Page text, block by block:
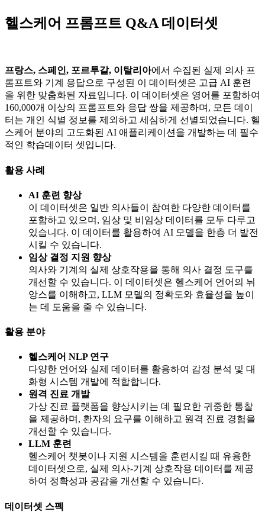
헬스케어 프롬프트 Q&A 데이터셋
프랑스, 스페인, 포르투갈, 이탈리아에서 수집된 실제 의사 프
롬프트와 기계 응답으로 구성된 이 데이터셋은 고급 AI 훈련
을 위한 맞춤화된 자료입니다. 이 데이터셋은 영어를 포함하여
160,000개 이상의 프롬프트와 응답 쌍을 제공하며, 모든 데이
터는 개인 식별 정보를 제외하고 세심하게 선별되었습니다. 헬
스케어 분야의 고도화된 AI 애플리케이션을 개발하는 데 필수
적인 학습데이터 셋입니다.
활용 사례
AI 훈련 향상
이 데이터셋은 일반 의사들이 참여한 다양한 데이터를
포함하고 있으며, 임상 및 비임상 데이터를 모두 다루고
있습니다. 이 데이터를 활용하여 AI 모델을 한층 더 발전
시킬 수 있습니다.
임상 결정 지원 향상
의사와 기계의 실제 상호작용을 통해 의사 결정 도구를
개선할 수 있습니다. 이 데이터셋은 헬스케어 언어의 뉘
앙스를 이해하고, LLM 모델의 정확도와 효율성을 높이
는 데 도움을 줄 수 있습니다.
활용 분야
헬스케어 NLP 연구
다양한 언어와 실제 데이터를 활용하여 감정 분석 및 대
화형 시스템 개발에 적합합니다.
원격 진료 개발
가상 진료 플랫폼을 향상시키는 데 필요한 귀중한 통찰
을 제공하며, 환자의 요구를 이해하고 원격 진료 경험을
개선할 수 있습니다.
LLM 훈련
헬스케어 챗봇이나 지원 시스템을 훈련시킬 때 유용한
데이터셋으로, 실제 의사-기계 상호작용 데이터를 제공
하여 정확성과 공감을 개선할 수 있습니다.
데이터셋 스펙